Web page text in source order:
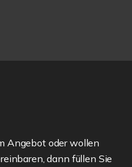
Angebot oder wollen
dann füllen Sie